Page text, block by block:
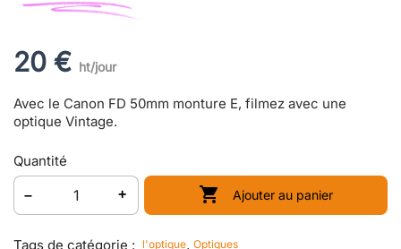
20 € ht/jour
Avec le Canon FD 50mm monture E, filmez avec une
optique Vintage.
Quantité
 Ajouter au panier
Tags de catégorie : l'optique, Optiques